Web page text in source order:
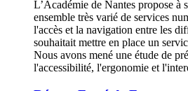
L’Académie de Nantes propose à
ensemble très varié de services
l'accès et la navigation entre les
souhaitait mettre en place un
Nous avons mené une étude de
l'accessibilité, l'ergonomie et